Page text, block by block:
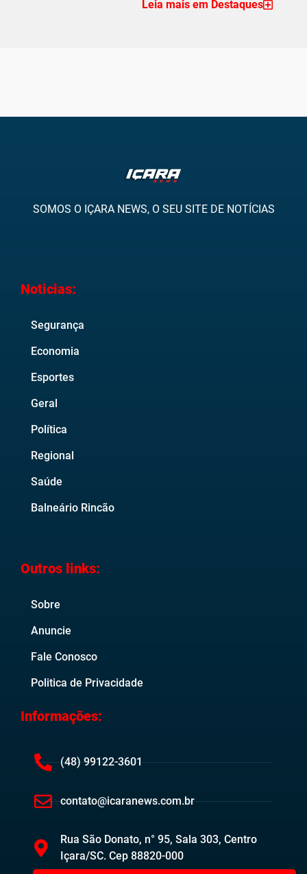
Leia mais em Destaques
SOMOS O IÇARA NEWS, O SEU SITE DE NOTÍCIAS
Noticias:
Segurança
Economia
Esportes
Geral
Política
Regional
Saúde
Balneário Rincão
Outros links:
Sobre
Anuncie
Fale Conosco
Politica de Privacidade
Informações:
(48) 99122-3601
contato@icaranews.com.br
Rua São Donato, n° 95, Sala 303, Centro
Içara/SC. Cep 88820-000